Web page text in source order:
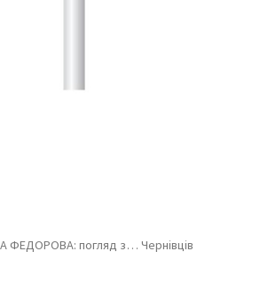
ФЕДОРОВА: погляд з… Чернівців